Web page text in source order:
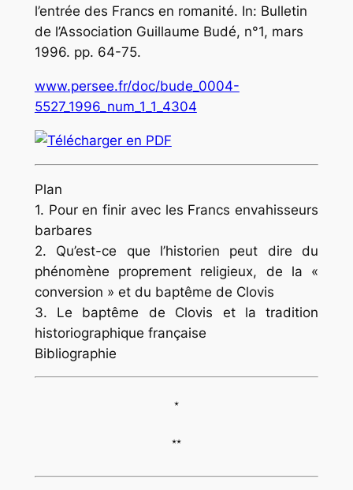
l’entrée des Francs en romanité. In: Bulletin
de l’Association Guillaume Budé, n°1, mars
1996. pp. 64-75.
www.persee.fr/doc/bude_0004-
5527_1996_num_1_1_4304
Plan
1. Pour en finir avec les Francs envahisseurs
barbares
2. Qu’est-ce que l’historien peut dire du
phénomène proprement religieux, de la «
conversion » et du baptême de Clovis
3. Le baptême de Clovis et la tradition
historiographique française
Bibliographie
*
**